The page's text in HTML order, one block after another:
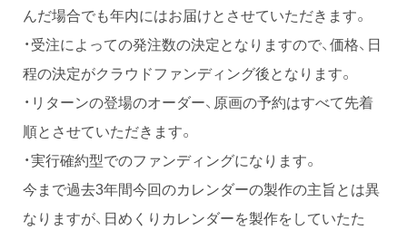
んだ場合でも年内にはお届けとさせていただきます。
・受注によっての発注数の決定となりますので、価格、日
程の決定がクラウドファンディング後となります。
・リターンの登場のオーダー、原画の予約はすべて先着
順とさせていただきます。
・実行確約型でのファンディングになります。
今まで過去3年間今回のカレンダーの製作の主旨とは異
なりますが、日めくりカレンダーを製作をしていたた